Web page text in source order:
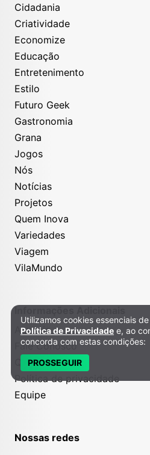
Cidadania
Criatividade
Economize
Educação
Entretenimento
Estilo
Futuro Geek
Gastronomia
Grana
Jogos
Nós
Notícias
Projetos
Quem Inova
Variedades
Viagem
VilaMundo
Informações Adicionais
Anuncie
Fale Conosco
Quem somos
Política de privacidade
Equipe
Nossas redes
Política de Privacidade e Cookies
Utilizamos cookies essenciais
Política de Privacidade e, ao
concorda com estas condições:
PROSSEGUIR